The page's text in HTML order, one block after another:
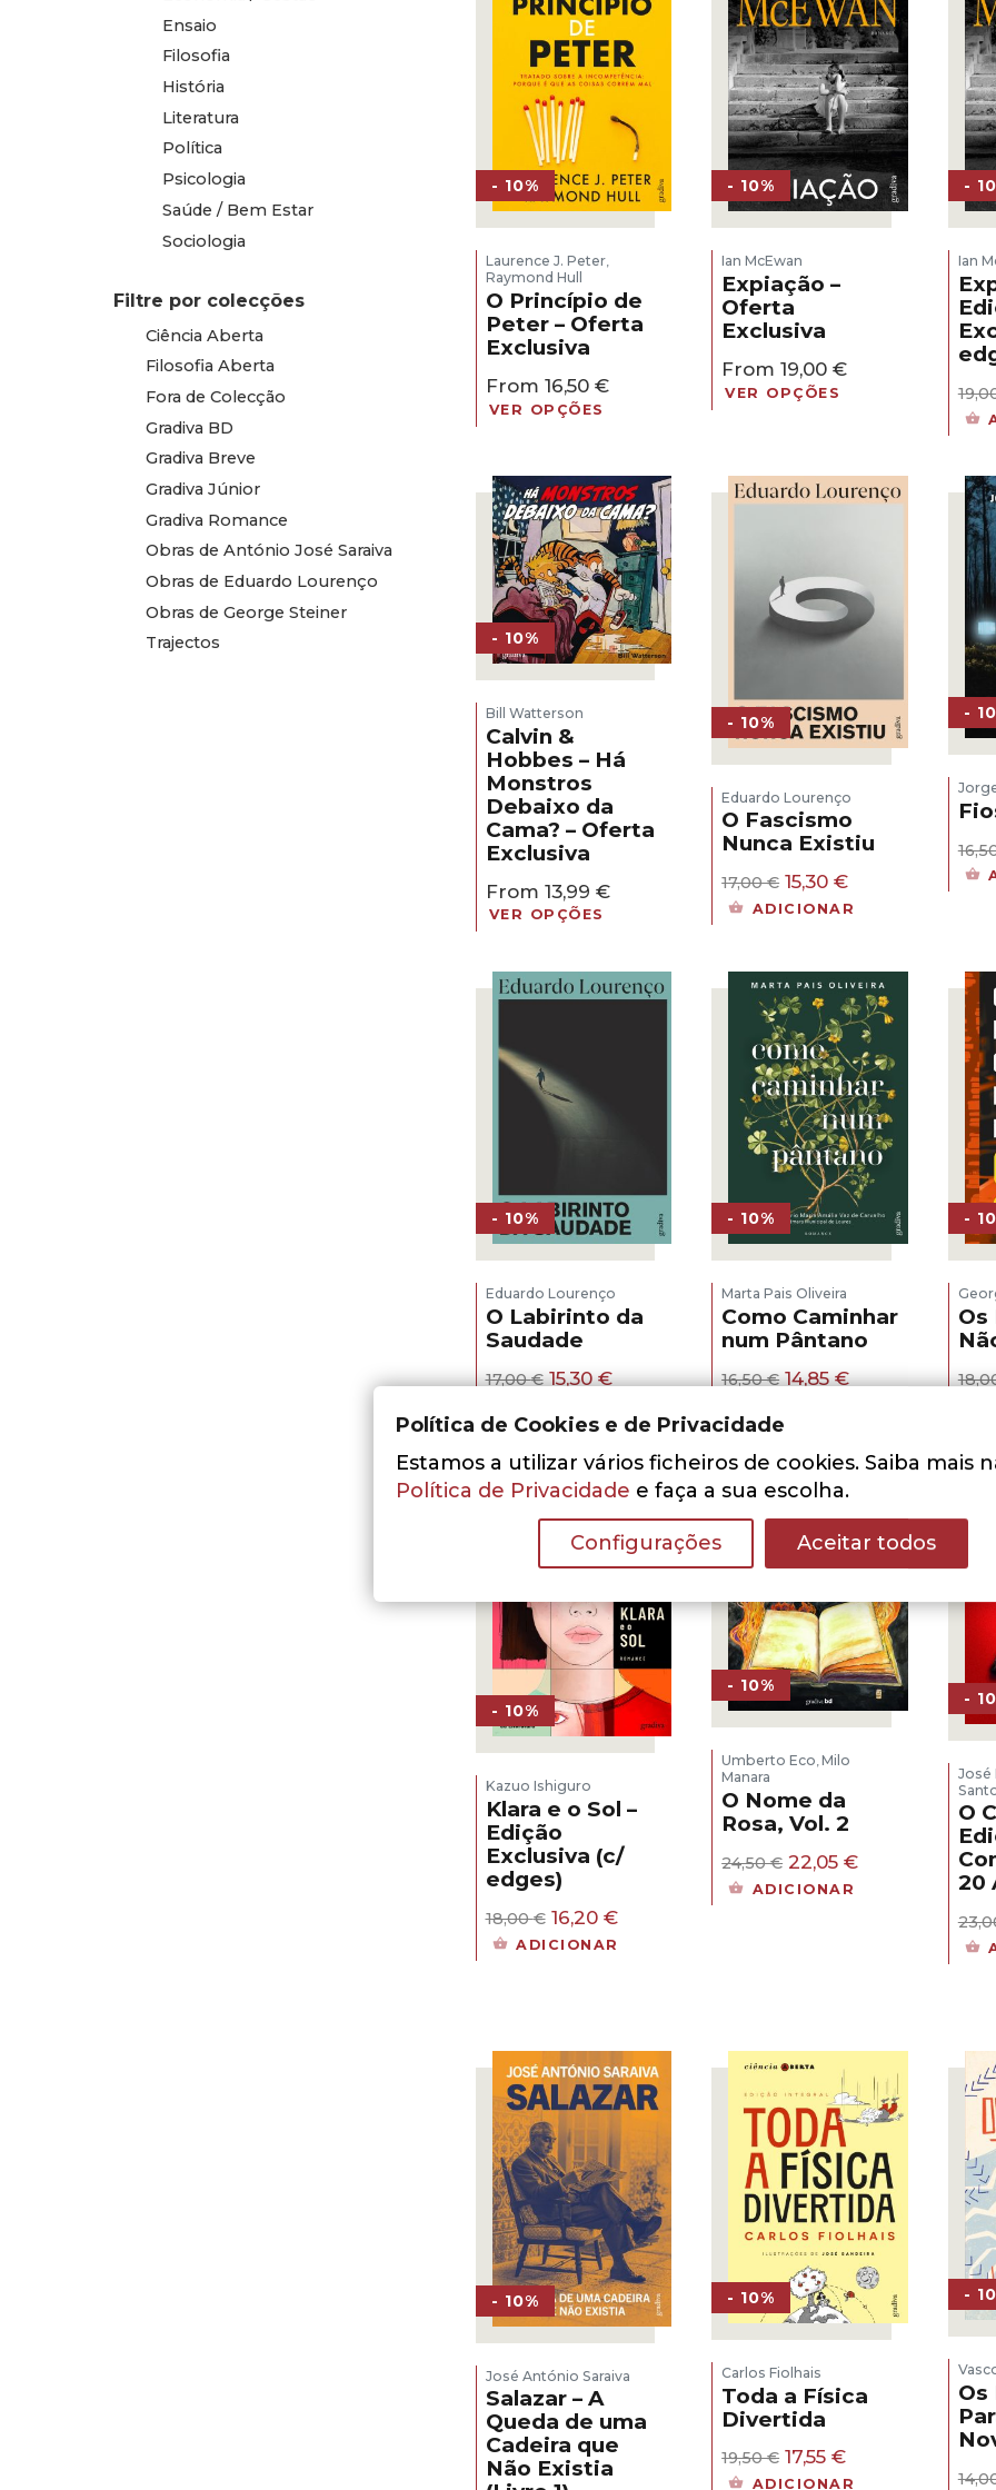
Ensaio
Filosofia
História
Literatura
Política
Psicologia
Saúde / Bem Estar
Sociologia
Filtre por colecções
Ciência Aberta
Filosofia Aberta
Fora de Colecção
Gradiva BD
Gradiva Breve
Gradiva Júnior
Gradiva Romance
Obras de António José Saraiva
Obras de Eduardo Lourenço
Obras de George Steiner
Trajectos
- 10%
Laurence J. Peter,
Raymond Hull
O Princípio de
Peter – Oferta
Exclusiva
From 16,50 €
VER OPÇÕES
- 10%
Ian McEwan
Expiação –
Oferta
Exclusiva
From19,00€
VER OPÇÕES
-
Ian
- 10%
Bill Watterson
Calvin &
Hobbes – Há
Monstros
Debaixo da
Cama? – Oferta
Exclusiva
From 13,99 €
VER OPÇÕES
- 10%
Eduardo Lourenço
O Fascismo
Nunca Existiu
17,00€ O
preço
15,30€O
preço
ADICIONAR
-
- 10%
Eduardo Lourenço
O Labirinto da
Saudade
17,00€ O
original
17,00 €.
15,30€O
atual
15,30 €.
- 10%
Marta Pais Oliveira
Como Caminhar
num Pântano
16,50€ O
16,50 €.
14,85€O
14,85 €.
-
Os
- 10%
Kazuo Ishiguro
Klara e o Sol –
Edição
Exclusiva (c/
edges)
18,00€ O
preço
16,20 €O
ADICIONAR
- 10%
Umberto Eco,Milo
Manara
O Nome da
Rosa, Vol. 2
24,50€ O
preço
original
22,05€O
ADICIONAR
-
José
O
20
- 10%
José António Saraiva
Salazar – A
Queda de uma
Cadeira que
Não Existia
- 10%
Carlos Fiolhais
Toda a Física
Divertida
19,50€ O
preço
17,55€O
preço
ADICIONAR
-
Os
Política de Cookies e de Privacidade
Estamos a utilizar vários ficheiros de cookies. Saiba mais
Política de Privacidade e faça a sua escolha.
Configurações Aceitar todos